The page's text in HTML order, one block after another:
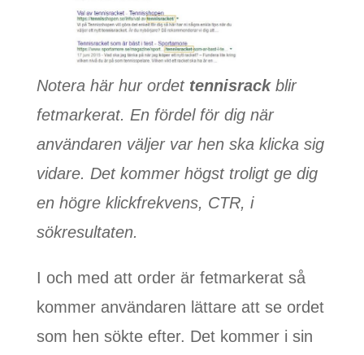
Notera här hur ordet tennisrackblir
fetmarkerat. En fördel för dig när
användaren väljer var hen ska klicka sig
vidare. Det kommer högst troligt ge dig
en högre klickfrekvens, CTR, i
sökresultaten.
I och med att order är fetmarkerat så
kommer användaren lättare att se ordet
som hen sökte efter. Det kommer i sin